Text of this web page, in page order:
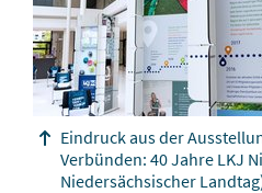
Eindruck aus der
Verbünden: 40 Jahre LKJ
Niedersächsischer